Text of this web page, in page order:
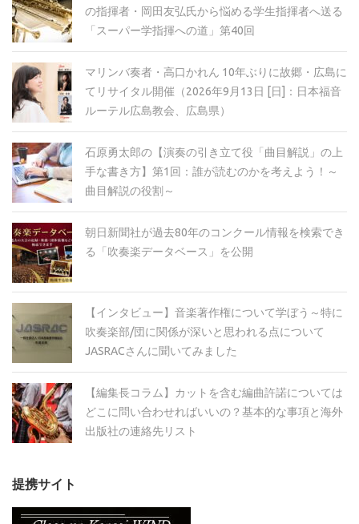
の指揮者・岡田友弘氏から悩める学生指揮者へ送る
「スーパー学指揮への道」第40回
マリンバ奏者・高口かれん 10年ぶりに故郷・広島に
てリサイタル開催（2026年9月13日 [日]：日本福音
ルーテル広島教会、広島県）
石原勇太郎の【演奏の引き立て役「曲目解説」の上
手な書き方】第1回：誰が読むのかを考えよう！～
曲目解説の役割～
朝日新聞社が過去80年のコンクール情報を検索でき
る「吹奏楽データベース」を公開
【インタビュー】音楽著作権について学ぼう～特に
吹奏楽部/団に関係が深いと思われる点について
JASRACさんに聞いてみました
【編集長コラム】カットを含む編曲許諾については
どこに問い合わせればいいの？基本的な事項と海外
出版社の連絡先リスト
提携サイト